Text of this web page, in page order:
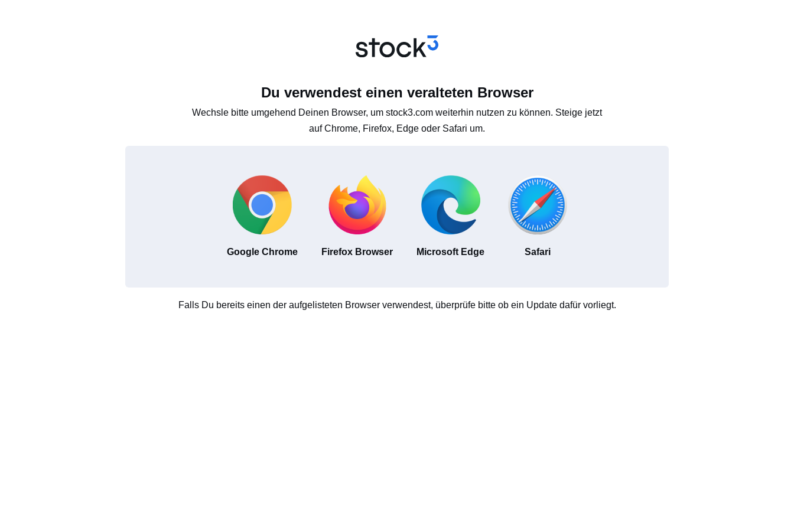
Du verwendest einen veralteten Browser
Wechsle bitte umgehend Deinen Browser, um stock3.com weiterhin nutzen zu können. Steige jetzt
auf Chrome, Firefox, Edge oder Safari um.
Google Chrome Firefox Browser Microsoft Edge Safari
Falls Du bereits einen der aufgelisteten Browser verwendest, überprüfe bitte ob ein Update dafür vorliegt.